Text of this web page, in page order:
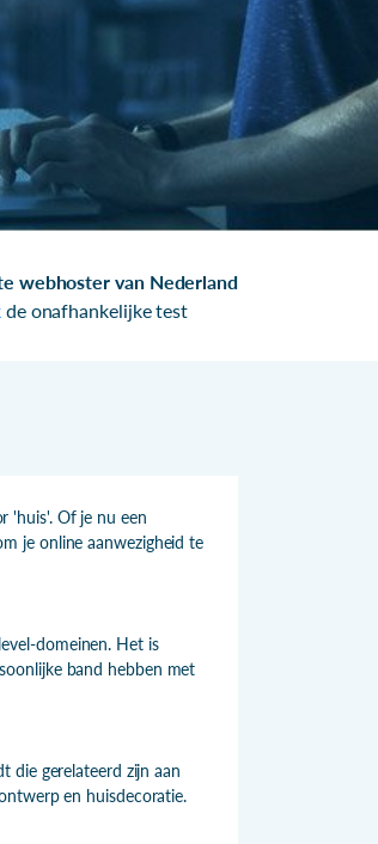
webhoster van Nederland
de onafhankelijke test
'huis'. Of je nu een
je online aanwezigheid te
domeinen. Het is
band hebben met
die gerelateerd zijn aan
en huisdecoratie.